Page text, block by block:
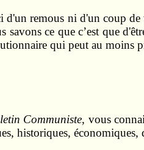
d'un remous ni d'un coup
ce que c’est que
qui peut au moins
Communiste, vous
historiques,